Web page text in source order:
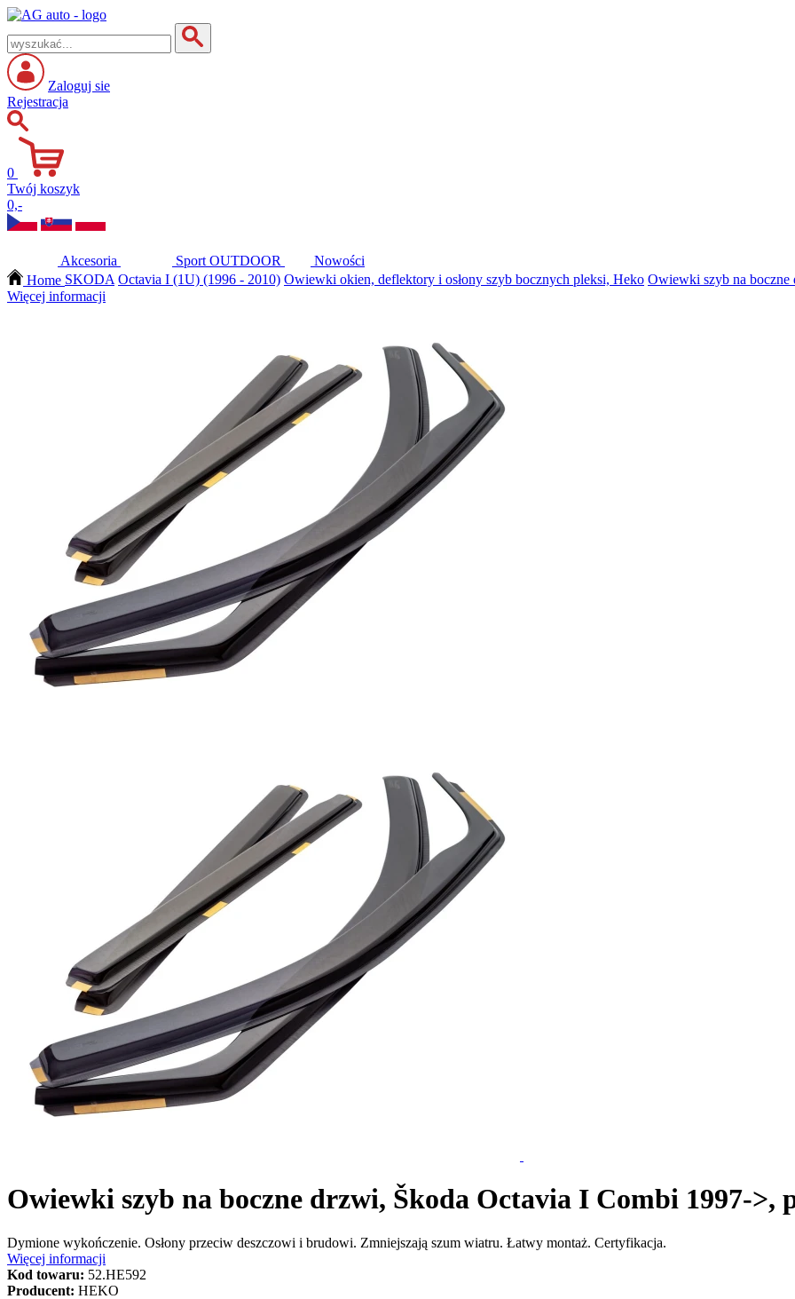
Zaloguj sie
Rejestracja
0
Twój koszyk
0,-
Akcesoria Sport OUTDOOR
Nowości
Home SKODA Octavia I (1U) (1996 - 2010) Owiewki okien, deflektory i osłony szyb bocznych pleksi, Heko Owiewki szyb na boczne
Więcej informacji
Owiewki szyb na boczne drzwi, Škoda Octavia I Combi 1997->,
Dymione wykończenie. Osłony przeciw deszczowi i brudowi. Zmniejszają szum wiatru. Łatwy montaż. Certyfikacja.
Więcej informacji
Kod towaru: 52.HE592
Producent: HEKO